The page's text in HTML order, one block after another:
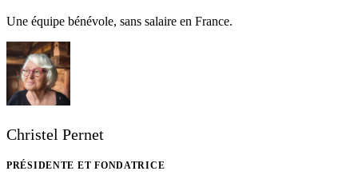
Une équipe bénévole, sans salaire en France.
Christel Pernet
PRÉSIDENTE ET FONDATRICE